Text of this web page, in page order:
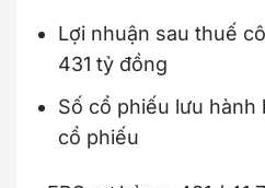
Lợi nhuận sau thuế
431 tỷ đồng
Số cổ phiếu lưu hành
cổ phiếu